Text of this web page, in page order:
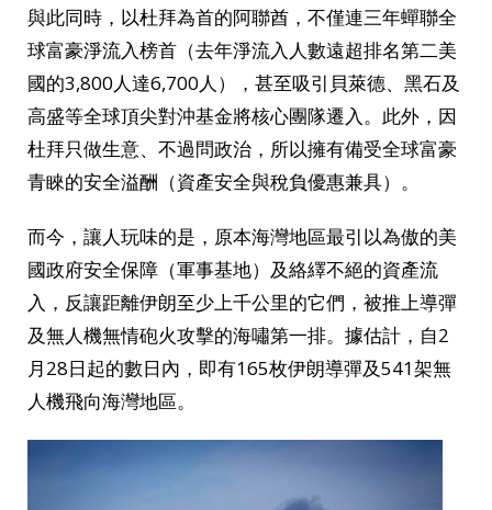
與此同時，以杜拜為首的阿聯酋，不僅連三年蟬聯全
球富豪淨流入榜首（去年淨流入人數遠超排名第二美
國的3,800人達6,700人），甚至吸引貝萊德、黑石及
高盛等全球頂尖對沖基金將核心團隊遷入。此外，因
杜拜只做生意、不過問政治，所以擁有備受全球富豪
青睞的安全溢酬（資產安全與稅負優惠兼具）。
而今，讓人玩味的是，原本海灣地區最引以為傲的美
國政府安全保障（軍事基地）及絡繹不絕的資產流
入，反讓距離伊朗至少上千公里的它們，被推上導彈
及無人機無情砲火攻擊的海嘯第一排。據估計，自2
月28日起的數日內，即有165枚伊朗導彈及541架無
人機飛向海灣地區。